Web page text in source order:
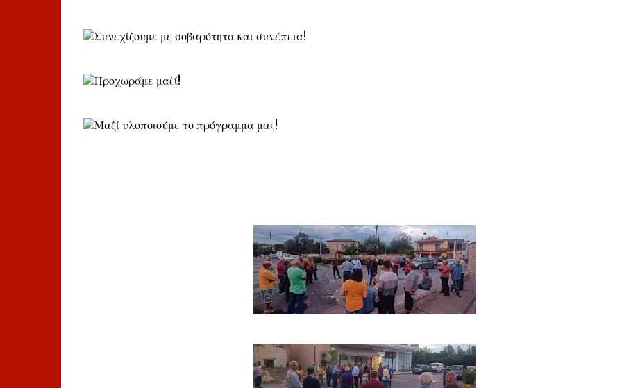
Συνεχίζουμε με σοβαρότητα και συνέπεια!
Προχωράμε μαζί!
Μαζί υλοποιούμε το πρόγραμμα μας!